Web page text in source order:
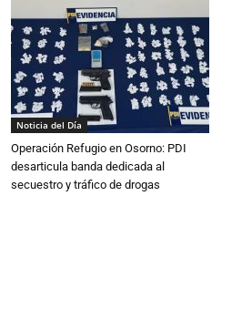
Noticia del Día
Operación Refugio en Osorno: PDI
desarticula banda dedicada al
secuestro y tráfico de drogas